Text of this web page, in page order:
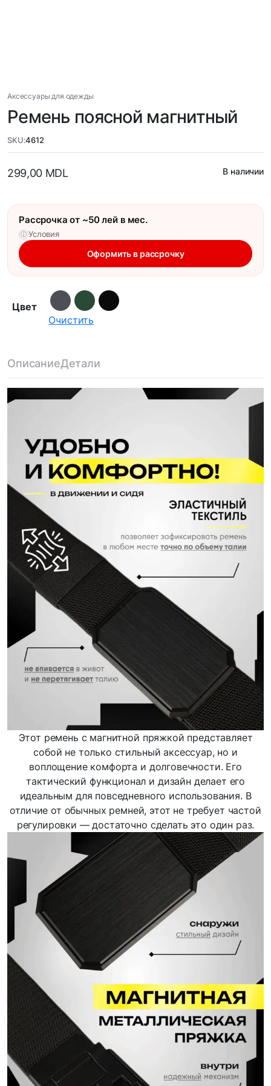
Аксессуары для одежды
Ремень поясной магнитный
SKU:4612
299,00 MDL В наличии
Рассрочка от ~50 лей в мес.
ⓘ Условия
Оформить в рассрочку
Цвет
Очистить
ОписаниеДетали
Этот ремень с магнитной пряжкой представляет
собой не только стильный аксессуар, но и
воплощение комфорта и долговечности. Его
тактический функционал и дизайн делает его
идеальным для повседневного использования. В
отличие от обычных ремней, этот не требует частой
регулировки — достаточно сделать это один раз.